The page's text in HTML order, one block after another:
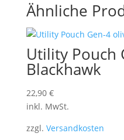
Ähnliche
Utility Pouch
Blackhawk
22,90 €
inkl. MwSt.
zzgl. Versandkosten